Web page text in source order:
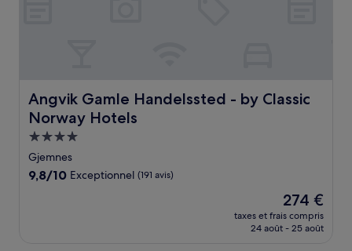
Angvik Gamle Handelssted - by Classic
Norway Hotels
Angvik Gamle Handelssted - by Classic Norway Hotels
Hébergement
4.0 étoiles
Gjemnes
9.8
9,8/10 Exceptionnel (191 avis)
Le
nouveau
prix
274 €
taxes et frais compris
24 août - 25 août